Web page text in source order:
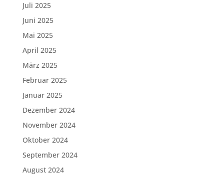
Juli 2025
Juni 2025
Mai 2025
April 2025
März 2025
Februar 2025
Januar 2025
Dezember 2024
November 2024
Oktober 2024
September 2024
August 2024